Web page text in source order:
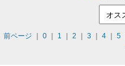
前ページ 0｜ 1 2 3 4｜ 5